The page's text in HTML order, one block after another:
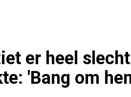
er heel
'Bang om